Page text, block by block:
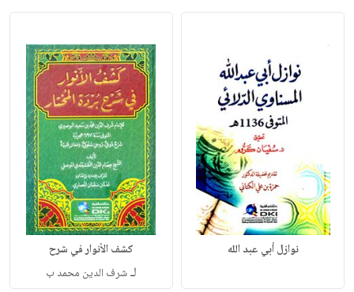
نوازل أبي عبد الله كشف الأنوار في شرح
لـشرف الدين محمد ب